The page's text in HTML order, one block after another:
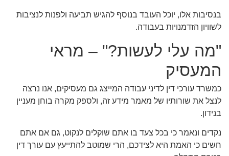
בנסיבות אלו, יוכל העובד בנוסף להגיש תביעה ולפנות לנציבות
לשוויון הזדמנויות בעבודה.
"מה עלי לעשות?" – מראי
המעסיק
כמשרד עורכי דין לדיני עבודה המייצג גם מעסיקים, אנו נרצה
לנצל את שורותיו של מאמר מידע זה, ולספק מקרה בוחן מעניין
בנידון.
נקדים ונאמר כי בכל צעד בו אתם שוקלים לנקוט, גם אם אתם
חשים כי האמת היא לצידכם, הרי שמוטב להתייעץ עם עורך דין